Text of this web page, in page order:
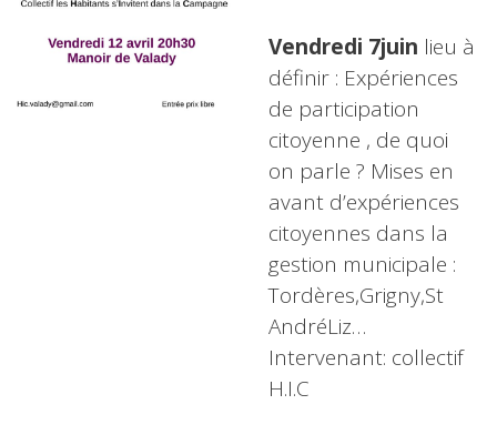
Vendredi 7juin lieu à
définir : Expériences
de participation
citoyenne , de quoi
on parle ? Mises en
avant d’expériences
citoyennes dans la
gestion municipale :
Tordères,Grigny,St
AndréLiz…
Intervenant: collectif
H.I.C